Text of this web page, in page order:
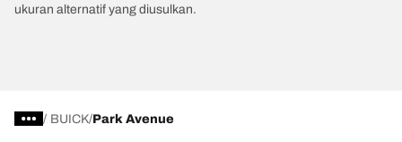
ukuran alternatif yang diusulkan.
/ BUICK Park Avenue